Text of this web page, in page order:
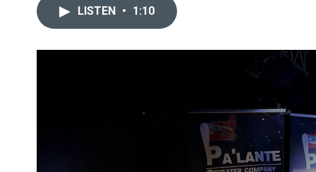
LISTEN • 1:10